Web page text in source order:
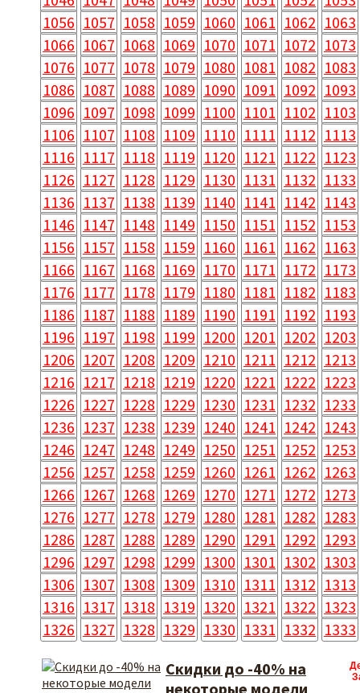
1056 1057 1058 1059 1060 1061 1062 1063
1066 1067 1068 1069 1070 1071 1072 1073
1076 1077 1078 1079 1080 1081 1082 1083
1086 1087 1088 1089 1090 1091 1092 1093
1096 1097 1098 1099 1100 1101 1102 1103
1106 1107 1108 1109 1110 1111 1112 1113
1116 1117 1118 1119 1120 1121 1122 1123
1126 1127 1128 1129 1130 1131 1132 1133
1136 1137 1138 1139 1140 1141 1142 1143
1146 1147 1148 1149 1150 1151 1152 1153
1156 1157 1158 1159 1160 1161 1162 1163
1166 1167 1168 1169 1170 1171 1172 1173
1176 1177 1178 1179 1180 1181 1182 1183
1186 1187 1188 1189 1190 1191 1192 1193
1196 1197 1198 1199 1200 1201 1202 1203
1206 1207 1208 1209 1210 1211 1212 1213
1216 1217 1218 1219 1220 1221 1222 1223
1226 1227 1228 1229 1230 1231 1232 1233
1236 1237 1238 1239 1240 1241 1242 1243
1246 1247 1248 1249 1250 1251 1252 1253
1256 1257 1258 1259 1260 1261 1262 1263
1266 1267 1268 1269 1270 1271 1272 1273
1276 1277 1278 1279 1280 1281 1282 1283
1286 1287 1288 1289 1290 1291 1292 1293
1296 1297 1298 1299 1300 1301 1302 1303
1306 1307 1308 1309 1310 1311 1312 1313
1316 1317 1318 1319 1320 1321 1322 1323
1326 1327 1328 1329 1330 1331 1332 1333
Скидки до -40% на
некоторые модели